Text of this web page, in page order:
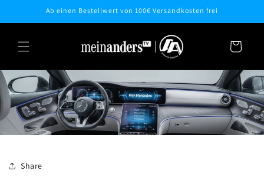
Inhalt
Ab einen Bestellwert von 100€ Versandkosten frei
Warenkorb
Share